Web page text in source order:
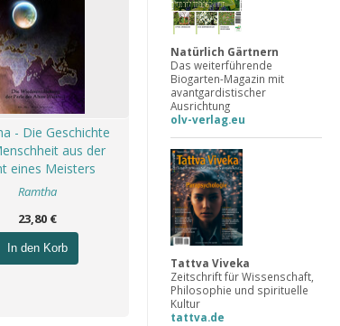
- Die Geschichte
aus der
eines Meisters
Ramtha
23,80 €
In den Korb
Natürlich Gärtnern
Das weiterführende
Biogarten-Magazin mit
avantgardistischer
Ausrichtung
olv-verlag.eu
Tattva Viveka
Zeitschrift für Wissenschaft,
Philosophie und spirituelle
Kultur
tattva.de